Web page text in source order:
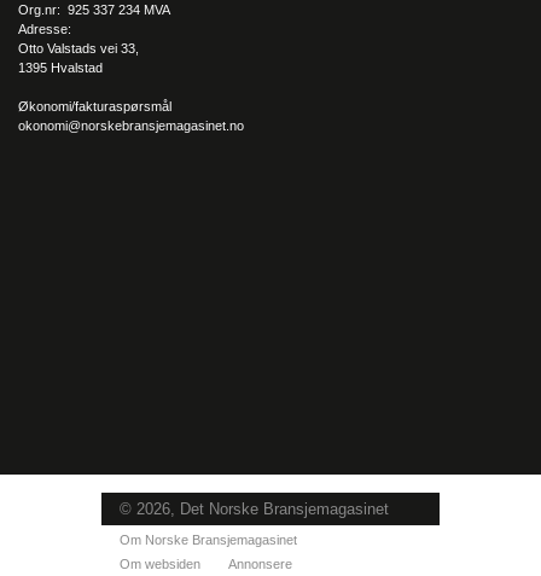
Org.nr: 925 337 234 MVA
Adresse:
Otto Valstads vei 33,
1395 Hvalstad
Økonomi/fakturaspørsmål
okonomi@norskebransjemagasinet.no
© 2026, Det Norske Bransjemagasinet
Om Norske Bransjemagasinet
Om websiden
Annonsere